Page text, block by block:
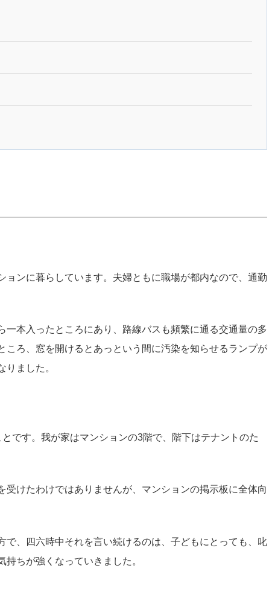
ンに暮らしています。夫婦ともに職場が都内なので、通勤
本入ったところにあり、路線バスも頻繁に通る交通量の多
ろ、窓を開けるとあっという間に汚染を知らせるランプが
ました。
です。我が家はマンションの3階で、階下はテナントのた
けたわけではありませんが、マンションの掲示板に全体向
、四六時中それを言い続けるのは、子どもにとっても、叱
ちが強くなっていきました。